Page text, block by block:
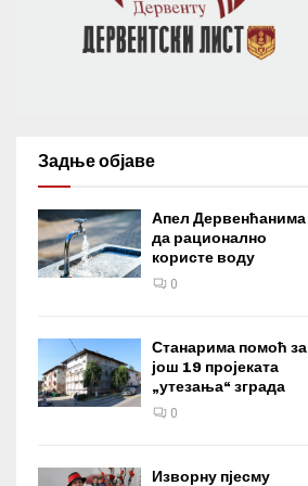
Задње објаве
Апел Дервенћанима
да рационално
користе воду
0
Станарима помоћ за
још 19 пројеката
„утезања“ зграда
0
Изворну пјесму